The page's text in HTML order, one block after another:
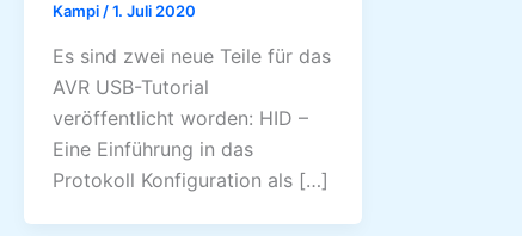
Kampi /1. Juli 2020
Es sind zwei neue Teile für das
AVR USB-Tutorial
veröffentlicht worden: HID –
Eine Einführung in das
Protokoll Konfiguration als […]